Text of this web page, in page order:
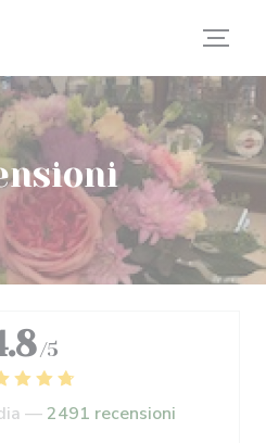
sui cookie
/5
—2491 recensioni